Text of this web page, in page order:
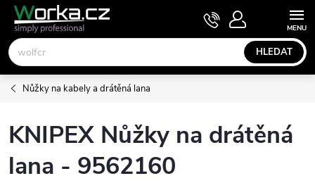
Přejít
obsah
HLEDAT
NÁKUPNÍ
KOŠÍK
Nůžky na kabely a drátěná lana
KNIPEX Nůžky na drátěná
lana - 9562160